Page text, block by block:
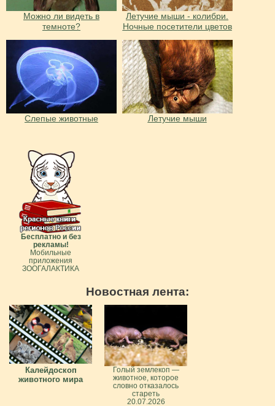
Можно ли видеть в
темноте?
Летучие мыши - колибри.
Ночные посетители цветов
Слепые животные Летучие мыши
Бесплатно и без
рекламы!
Мобильные
приложения
ЗООГАЛАКТИКА
Новостная лента:
Калейдоскоп
животного мира
Голый землекоп —
животное, которое
словно отказалось
стареть
20.07.2026